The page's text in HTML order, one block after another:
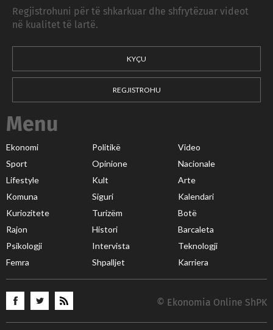
Regjistrohuni për të shkarkuar dhe shfrytëzuar videot
në kualitet të lartë.
KYÇU
REGJISTROHU
Menu
Ekonomi Politikë
Video
Sport
Opinione
Nacionale
Lifestyle
Kult
Arte
Komuna
Siguri
Kalendari
Kuriozitete
Turizëm
Botë
Rajon
Histori
Barcaleta
Psikologji
Intervista
Teknologji
Femra
Shpalljet Karriera
© Ekonomia Online ShPK